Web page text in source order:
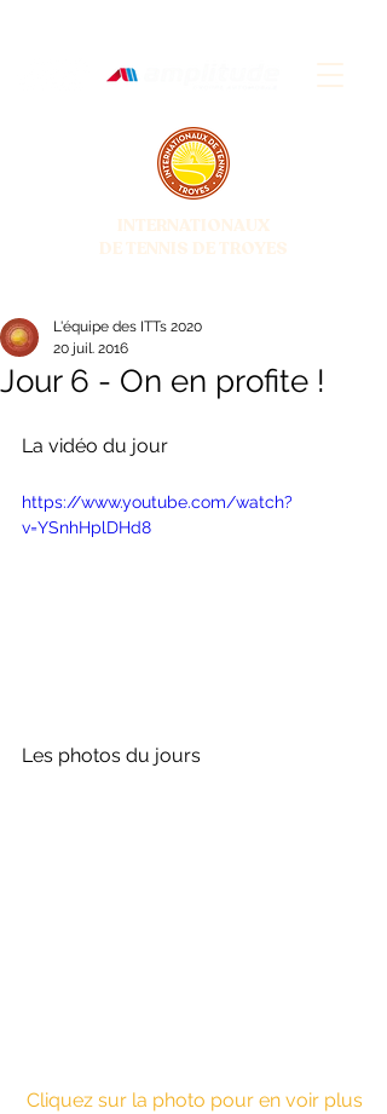
INTERNATIONAUX
DE TENNIS DE TROYES
Jour 6 - On en profite !
L'équipe des ITTs 2020
20 juil. 2016
La vidéo du jour
https://www.youtube.com/watch?
v=YSnhHplDHd8
Les photos du jours
Cliquez sur la photo pour en voir plus